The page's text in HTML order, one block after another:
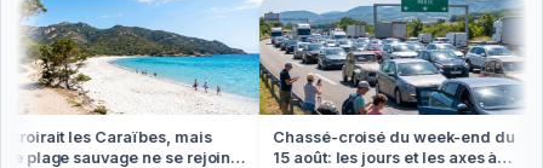
les Caraïbes, mais
plage sauvage ne se rejoint
Chassé-croisé du week-end du
15 août: les jours et les axes à